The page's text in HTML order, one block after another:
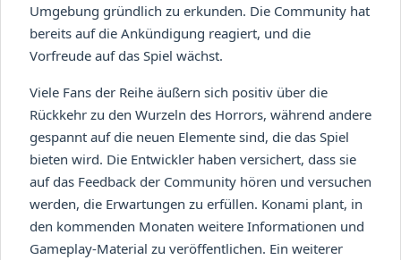
Umgebung gründlich zu erkunden. Die Community hat
bereits auf die Ankündigung reagiert, und die
Vorfreude auf das Spiel wächst.
Viele Fans der Reihe äußern sich positiv über die
Rückkehr zu den Wurzeln des Horrors, während andere
gespannt auf die neuen Elemente sind, die das Spiel
bieten wird. Die Entwickler haben versichert, dass sie
auf das Feedback der Community hören und versuchen
werden, die Erwartungen zu erfüllen. Konami plant, in
den kommenden Monaten weitere Informationen und
Gameplay-Material zu veröffentlichen. Ein weiterer